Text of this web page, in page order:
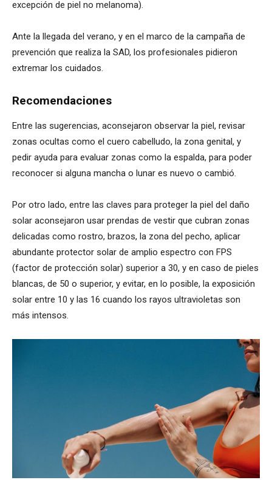
excepción de piel no melanoma).
Ante la llegada del verano, y en el marco de la campaña de
prevención que realiza la SAD, los profesionales pidieron
extremar los cuidados.
Recomendaciones
Entre las sugerencias, aconsejaron observar la piel, revisar
zonas ocultas como el cuero cabelludo, la zona genital, y
pedir ayuda para evaluar zonas como la espalda, para poder
reconocer si alguna mancha o lunar es nuevo o cambió.
Por otro lado, entre las claves para proteger la piel del daño
solar aconsejaron usar prendas de vestir que cubran zonas
delicadas como rostro, brazos, la zona del pecho, aplicar
abundante protector solar de amplio espectro con FPS
(factor de protección solar) superior a 30, y en caso de pieles
blancas, de 50 o superior, y evitar, en lo posible, la exposición
solar entre 10 y las 16 cuando los rayos ultravioletas son
más intensos.